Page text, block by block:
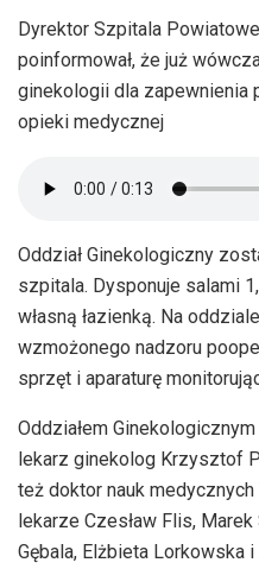
Dyrektor Szpitala
poinformował, że już
ginekologii dla zapewnienia
opieki medycznej
Oddział Ginekologiczny
szpitala. Dysponuje salami
własną łazienką. Na
wzmożonego nadzoru
sprzęt i aparaturę
Oddziałem
lekarz ginekolog Krzysztof
też doktor nauk
lekarze Czesław Flis,
Gębala, Elżbieta Lorkowska